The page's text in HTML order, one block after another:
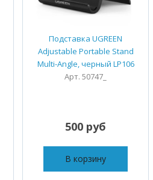
Подставка UGREEN
Adjustable Portable Stand
Multi-Angle, черный LP106
Арт. 50747_
500 руб
В корзину